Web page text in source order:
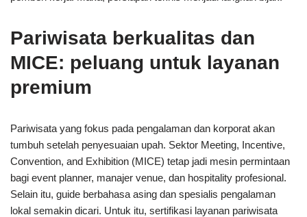
Pariwisata berkualitas dan
MICE: peluang untuk layanan
premium
Pariwisata yang fokus pada pengalaman dan korporat akan
tumbuh setelah penyesuaian upah. Sektor Meeting, Incentive,
Convention, and Exhibition (MICE) tetap jadi mesin permintaan
bagi event planner, manajer venue, dan hospitality profesional.
Selain itu, guide berbahasa asing dan spesialis pengalaman
lokal semakin dicari. Untuk itu, sertifikasi layanan pariwisata